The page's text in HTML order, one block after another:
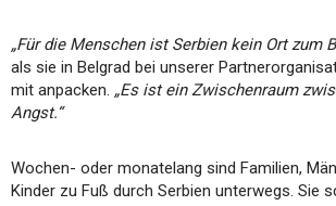
„Für die Menschen ist Serbien kein Ort zum
als sie in Belgrad bei unserer
mit anpacken. „Es ist ein Zwischenraum
Angst.“
Wochen- oder monatelang sind Familien,
Kinder zu Fuß durch Serbien unterwegs. Sie